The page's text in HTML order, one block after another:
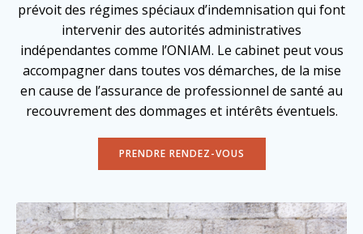
prévoit des régimes spéciaux d’indemnisation qui font
intervenir des autorités administratives
indépendantes comme l’ONIAM. Le cabinet peut vous
accompagner dans toutes vos démarches, de la mise
en cause de l’assurance de professionnel de santé au
recouvrement des dommages et intérêts éventuels.
PRENDRE RENDEZ-VOUS